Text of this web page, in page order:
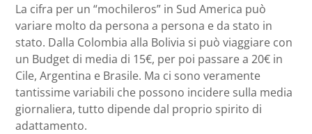
La cifra per un “mochileros” in Sud America può
variare molto da persona a persona e da stato in
stato. Dalla Colombia alla Bolivia si può viaggiare con
un Budget di media di 15€, per poi passare a 20€ in
Cile, Argentina e Brasile. Ma ci sono veramente
tantissime variabili che possono incidere sulla media
giornaliera, tutto dipende dal proprio spirito di
adattamento.